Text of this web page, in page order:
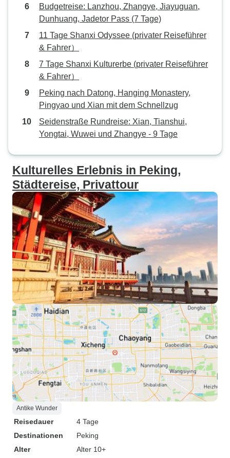
Budgetreise: Lanzhou, Zhangye, Jiayuguan,
Dunhuang, Jadetor Pass (7 Tage)
11 Tage Shanxi Odyssee (privater Reiseführer
& Fahrer）
7 Tage Shanxi Kulturerbe (privater Reiseführer
& Fahrer）
Peking nach Datong, Hanging Monastery,
Pingyao und Xian mit dem Schnellzug
Seidenstraße Rundreise: Xian, Tianshui,
Yongtai, Wuwei und Zhangye - 9 Tage
Kulturelles Erlebnis in Peking,
Städtereise, Privattour
Antike Wunder
Reisedauer
4 Tage
Destinationen
Peking
Alter
Alter 10+